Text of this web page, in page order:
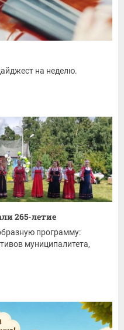
на неделю.
265-летие
программу:
муниципалитета,